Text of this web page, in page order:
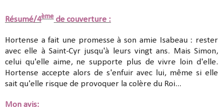
Résumé/4ème de couverture :
Hortense a fait une promesse à son amie Isabeau : rester
avec elle à Saint-Cyr jusqu'à leurs vingt ans. Mais Simon,
celui qu'elle aime, ne supporte plus de vivre loin d'elle.
Hortense accepte alors de s'enfuir avec lui, même si elle
sait qu'elle risque de provoquer la colère du Roi...
Mon avis: